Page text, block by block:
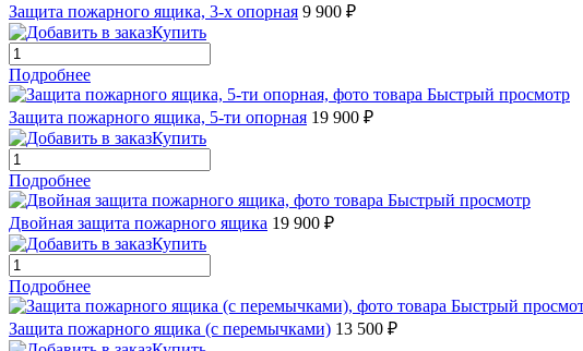
Защита пожарного ящика, 3-х опорная 9 900 ₽
Купить
Подробнее
Быстрый просмотр
Защита пожарного ящика, 5-ти опорная 19 900 ₽
Купить
Подробнее
Быстрый просмотр
Двойная защита пожарного ящика 19 900 ₽
Купить
Подробнее
Быстрый
Защита пожарного ящика (с перемычками) 13 500 ₽